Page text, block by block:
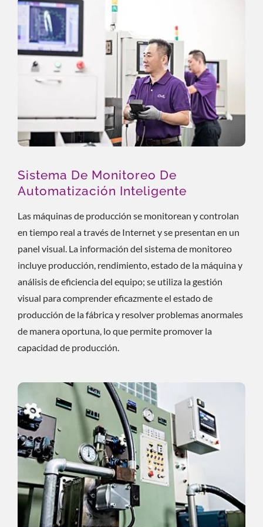
Sistema De Monitoreo De
Automatización Inteligente
Las máquinas de producción se monitorean y controlan
en tiempo real a través de Internet y se presentan en un
panel visual. La información del sistema de monitoreo
incluye producción, rendimiento, estado de la máquina y
análisis de eficiencia del equipo; se utiliza la gestión
visual para comprender eficazmente el estado de
producción de la fábrica y resolver problemas anormales
de manera oportuna, lo que permite promover la
capacidad de producción.